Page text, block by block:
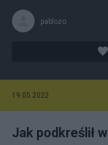
pablozo
19.05.2022
Jak podkreślił